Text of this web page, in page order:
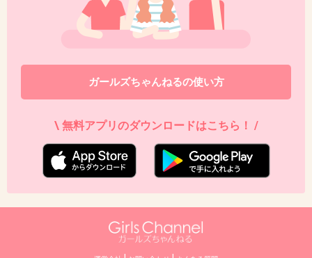
2014/03/26(水) 16:18:36
V6の坂本さんが怖くて逆に敬語使ってた
んだよね、確か。当時の流行りでテロテロ
シャツにセカンドバッグでリーゼントだから。
それで、ミュージカルで歌ってたから
とんだギャップだと思う。
+82 -4
ガールズちゃんねるの使い方
\ 無料アプリのダウンロードはこちら！ /